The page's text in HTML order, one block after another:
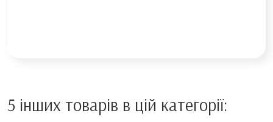
5 інших товарів в цій категорії: